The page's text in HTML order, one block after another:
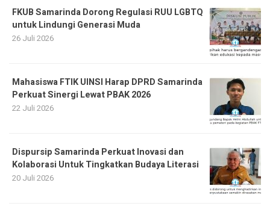
FKUB Samarinda Dorong Regulasi RUU LGBTQ
untuk Lindungi Generasi Muda
26 Juli 2026
Mahasiswa FTIK UINSI Harap DPRD Samarinda
Perkuat Sinergi Lewat PBAK 2026
22 Juli 2026
Dispursip Samarinda Perkuat Inovasi dan
Kolaborasi Untuk Tingkatkan Budaya Literasi
20 Juli 2026